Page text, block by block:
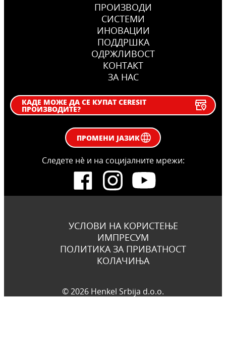
ПРОИЗВОДИ
СИСТЕМИ
ИНОВАЦИИ
ПОДДРШКА
OДРЖЛИВОСТ
КОНТАКТ
ЗА НАС
КАДЕ МОЖЕ ДА СЕ КУПАТ CERESIT
ПРОИЗВОДИТЕ?
ПРОМЕНИ ЈАЗИК
Следете нѐ и на социјалните мрежи:
УСЛОВИ НА КОРИСТЕЊЕ
ИМПРЕСУМ
ПОЛИТИКА ЗА ПРИВАТНОСТ
КОЛАЧИЊА
© 2026 Henkel Srbija d.o.o.